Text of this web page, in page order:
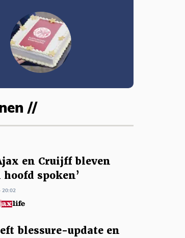
//
en Cruijff bleven
spoken’
20:02
blessure-update en